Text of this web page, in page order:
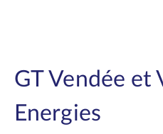
GT Vendée et
Energies